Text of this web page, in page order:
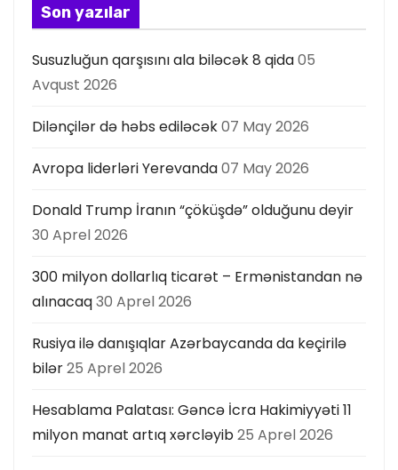
s
ı
Son yazılar
Susuzluğun qarşısını ala biləcək 8 qida05
Avqust 2026
Dilənçilər də həbs ediləcək07 May 2026
Avropa liderləri Yerevanda07 May 2026
Donald Trump İranın “çöküşdə” olduğunu deyir
30 Aprel 2026
300 milyon dollarlıq ticarət – Ermənistandan nə
alınacaq30 Aprel 2026
Rusiya ilə danışıqlar Azərbaycanda da keçirilə
bilər25 Aprel 2026
Hesablama Palatası: Gəncə İcra Hakimiyyəti 11
milyon manat artıq xərcləyib25 Aprel 2026